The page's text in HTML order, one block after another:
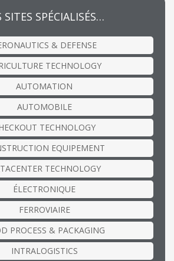
SITES SPÉCIALISÉS…
& DEFENSE
TECHNOLOGY
AUTOMATION
AUTOMOBILE
TECHNOLOGY
EQUIPEMENT
TECHNOLOGY
ÉLECTRONIQUE
FERROVIAIRE
PROCESS & PACKAGING
INTRALOGISTICS